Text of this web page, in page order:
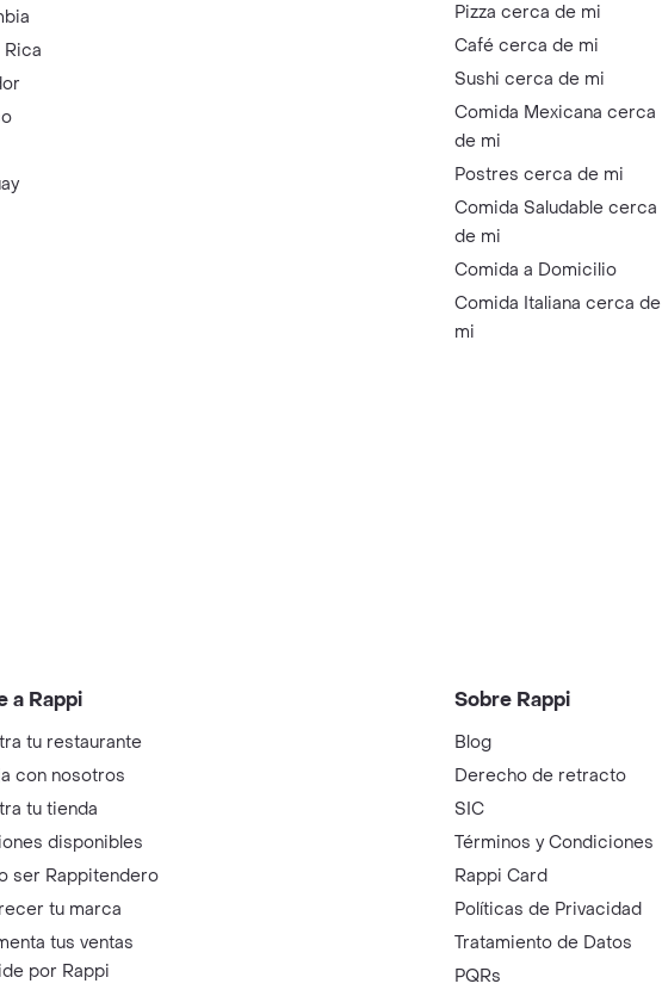
Pizza cerca de mi
Café cerca de mi
Sushi cerca de mi
Comida Mexicana cerca
de mi
Postres cerca de mi
Comida Saludable cerca
de mi
Comida a Domicilio
Comida Italiana cerca de
mi
a Rappi
tu restaurante
con nosotros
tu tienda
disponibles
ser Rappitendero
tu marca
tus ventas
por Rappi
Sobre Rappi
Blog
Derecho de retracto
SIC
Términos y Condiciones
Rappi Card
Políticas de Privacidad
Tratamiento de Datos
PQRs